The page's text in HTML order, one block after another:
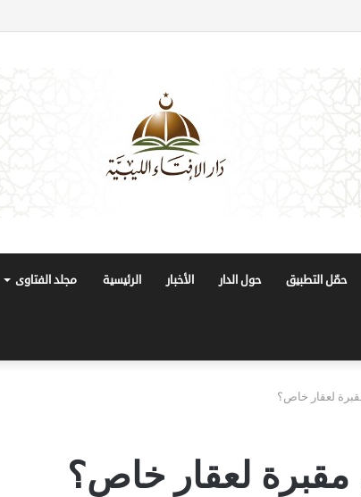
حمّل التطبيق حول الدار الأخبار الرئيسية مجلد الفتاوى
لعقار خاص؟
لعقار خاص؟